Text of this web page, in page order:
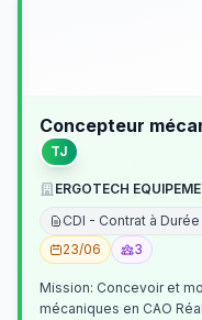
Concepteur
TJ
ERGOTECH
CDI - Contrat à
23/06
3
Mission: Concevoir et
mécaniques en CAO